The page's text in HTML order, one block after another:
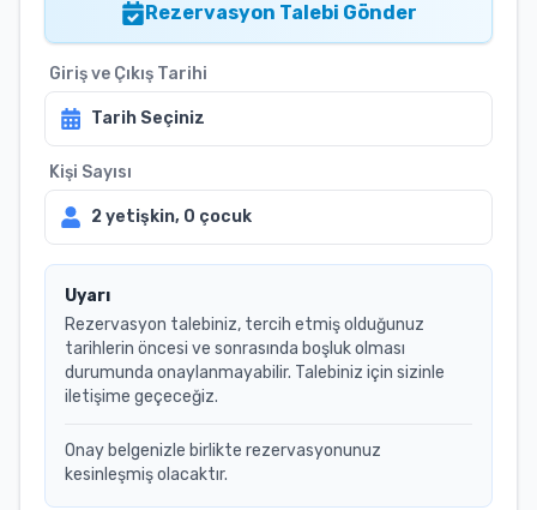
Rezervasyon Talebi Gönder
Giriş ve Çıkış Tarihi
Tarih Seçiniz
Kişi Sayısı
2yetişkin, 0 çocuk
Uyarı
Rezervasyon talebiniz, tercih etmiş olduğunuz
tarihlerin öncesi ve sonrasında boşluk olması
durumunda onaylanmayabilir. Talebiniz için sizinle
iletişime geçeceğiz.
Onay belgenizle birlikte rezervasyonunuz
kesinleşmiş olacaktır.